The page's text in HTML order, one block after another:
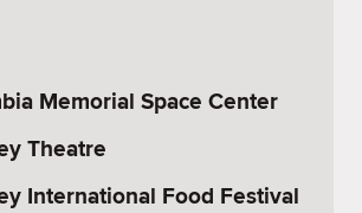
Memorial Space Center
Theatre
International Food Festival